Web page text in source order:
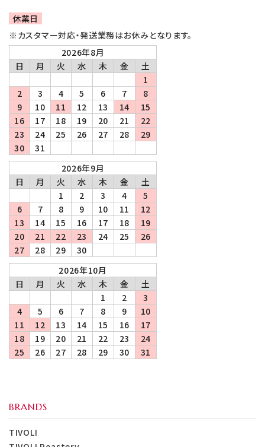
休業日
※カスタマー対応・発送業務はお休みとなります。
2026年8月
日
月 火 水 木 金
土
1
2
3 4 5 6 7
8
9
10 11 12 13 14
15
16
17 18 19 20 21
22
23
24 25 26 27 28
29
30
31
2026年9月
日
月 火 水 木 金
土
1
2 3 4
5
6
7 8 9 10 11
12
13
14 15 16 17 18
19
20
21 22 23 24 25
26
27
28 29
30
2026年10月
日
月 火 水 木 金
土
1
2
3
4
5 6 7 8 9
10
11
12 13 14 15 16
17
18
19 20 21 22 23
24
25
26 27 28 29 30 31
BRANDS
TIVOLI